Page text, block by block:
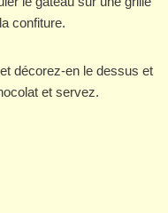
confiture.
décorez-en le dessus et
et servez.